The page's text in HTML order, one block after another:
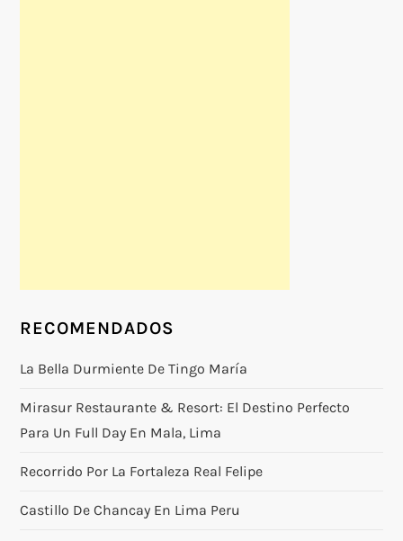
RECOMENDADOS
La Bella Durmiente De Tingo María
Mirasur Restaurante & Resort: El Destino Perfecto
Para Un Full Day En Mala, Lima
Recorrido Por La Fortaleza Real Felipe
Castillo De Chancay En Lima Peru